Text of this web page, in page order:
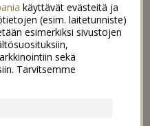
käyttävät evästeitä ja
(esim. laitetunniste)
esimerkiksi sivustojen
sekä
Tarvitsemme